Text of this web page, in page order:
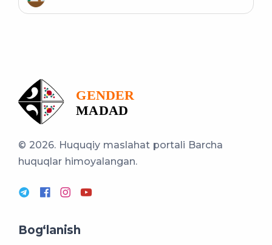
© 2026. Huquqiy maslahat portali Barcha
huquqlar himoyalangan.
Bog‘lanish